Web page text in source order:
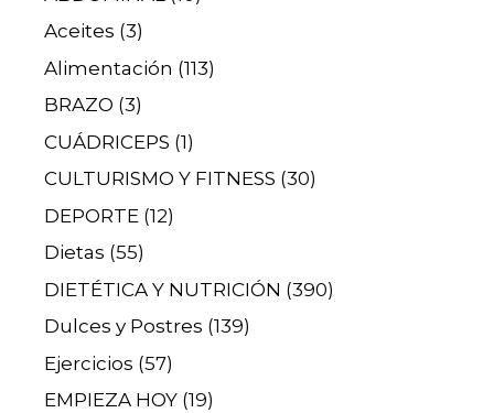
Aceites (3)
Alimentación (113)
BRAZO (3)
CUÁDRICEPS (1)
CULTURISMO Y FITNESS (30)
DEPORTE (12)
Dietas (55)
DIETÉTICA Y NUTRICIÓN (390)
Dulces y Postres (139)
Ejercicios (57)
EMPIEZA HOY (19)